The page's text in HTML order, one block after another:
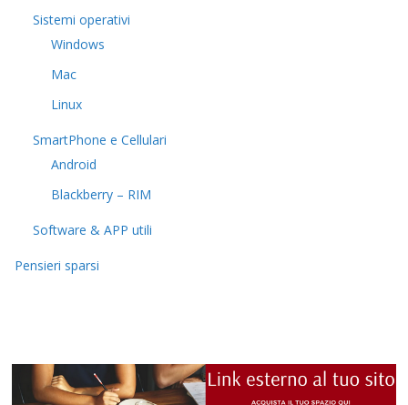
Sistemi operativi
Windows
Mac
Linux
SmartPhone e Cellulari
Android
Blackberry – RIM
Software & APP utili
Pensieri sparsi